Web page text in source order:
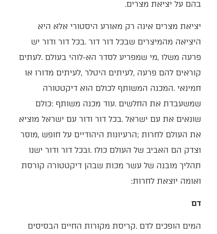
‬בהם‭ ‬על‭ ‬יציאת‭ ‬מצרים‭. ‬
‬פרעה‭ ‬משלו‭, ‬מי‭ ‬שמפריע‭ ‬לסדר‭ ‬הא‭-‬לוהי‭ ‬בעולם‭.‬‭ ‬לעתים‭
‬קוראים‭ ‬להם‭ ‬פרעה‭, ‬לעיתים‭ ‬היטלר‭, ‬לעיתים‭ ‬מדורו‭ ‬או‭
‬שמשעבדת‭ ‬את‭ ‬החלשים‭. ‬עוד‭ ‬מכנה‭ ‬משותף‭:‬‭ ‬כולם‭
‬את‭ ‬העולם‭ ‬לחרות‭; ‬הרעיונות‭ ‬היהודיים‭ ‬על‭ ‬חופש‭, ‬מוסר‭
‬וצדק‭ ‬הם‭ ‬האביב‭ ‬של‭ ‬העולם‭ ‬כולו‭. ‬ובכל‭ ‬דור‭ ‬ודור‭ ‬ישנו‭
‬תהליך‭ ‬מובנה‭ ‬של‭ ‬עשר‭ ‬מכות‭ ‬שבהן‭ ‬דיקטטורה‭ ‬קורסת‭
‬ואומה‭ ‬יוצאת‭ ‬לחרות‭:‬
דם
המים‭ ‬הופכים‭ ‬לדם‭. ‬קריסת‭ ‬מקורות‭ ‬החיים‭ ‬הבסיסים‭